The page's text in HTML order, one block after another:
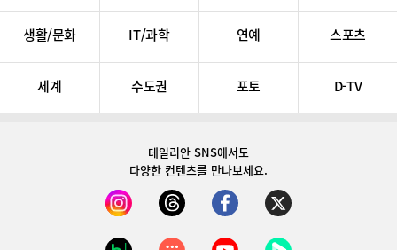
생활/문화 IT/과학 연예 스포츠
세계 수도권 포토 D-TV
데일리안 SNS에서도
다양한 컨텐츠를 만나보세요.